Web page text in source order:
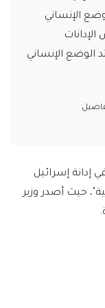
الإنساني
الوضع الإنساني
27 دولة أخرى في إدانة إسرائيل
حيث أصدر وزير